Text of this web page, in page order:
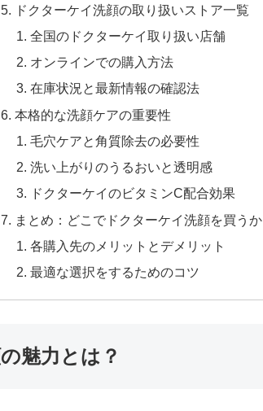
ドクターケイ洗顔の取り扱いストア一覧
全国のドクターケイ取り扱い店舗
オンラインでの購入方法
在庫状況と最新情報の確認法
本格的な洗顔ケアの重要性
毛穴ケアと角質除去の必要性
洗い上がりのうるおいと透明感
ドクターケイのビタミンC配合効果
まとめ：どこでドクターケイ洗顔を買うか
各購入先のメリットとデメリット
最適な選択をするためのコツ
魅力とは？